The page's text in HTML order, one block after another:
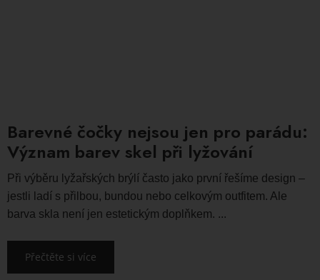
Barevné čočky nejsou jen pro parádu:
Význam barev skel při lyžování
Při výběru lyžařských brýlí často jako první řešíme design –
jestli ladí s přilbou, bundou nebo celkovým outfitem. Ale
barva skla není jen estetickým doplňkem. ...
Přečtěte si více